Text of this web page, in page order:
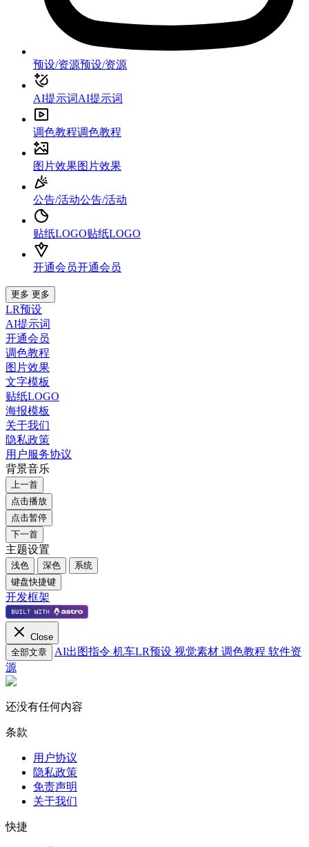
预设/资源预设/资源
AI提示词AI提示词
调色教程调色教程
图片效果图片效果
公告/活动公告/活动
贴纸LOGO贴纸LOGO
开通会员开通会员
更多 更多
LR预设
AI提示词
开通会员
调色教程
图片效果
文字模板
贴纸LOGO
海报模板
关于我们
隐私政策
用户服务协议
背景音乐
上一首
点击播放
点击暂停
下一首
主题设置
浅色 深色
系统
键盘快捷键
开发框架
Close
全部文章
AI出图指令 机车LR预设 视觉素材 调色教程 软件资
源
还没有任何内容
条款
用户协议
隐私政策
免责声明
关于我们
快捷